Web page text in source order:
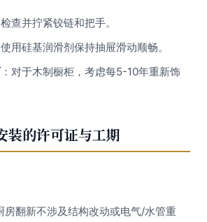
查并拧紧铰链和把手。
用硅基润滑剂保持抽屉滑动顺畅。
：对于木制橱柜，考虑每5-10年重新饰
装的许可证与工期
房翻新不涉及结构改动或电气/水管重